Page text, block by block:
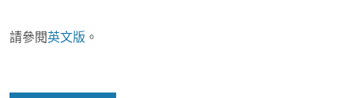
請參閱英文版 。